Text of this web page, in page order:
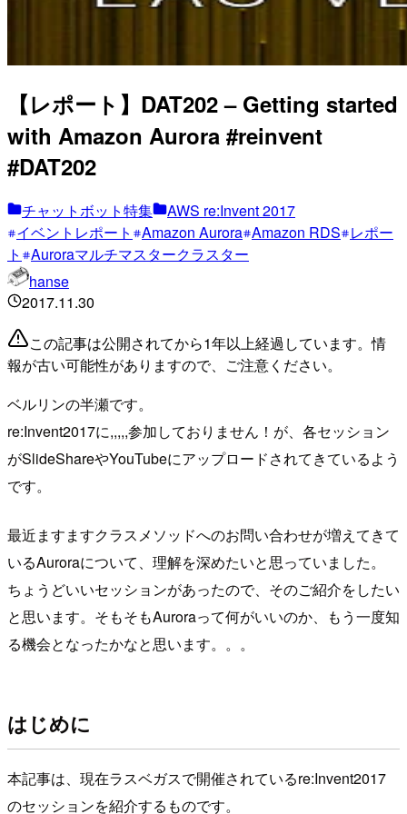
【レポート】DAT202 – Getting started
with Amazon Aurora #reinvent
#DAT202
チャットボット特集
AWS re:Invent 2017
イベントレポート
Amazon Aurora Amazon RDS レポー
ト
Auroraマルチマスタークラスター
hanse
2017.11.30
この記事は公開されてから1年以上経過しています。情
報が古い可能性がありますので、ご注意ください。
ベルリンの半瀬です。
re:Invent2017に,,,,,参加しておりません！が、各セッション
がSlideShareやYouTubeにアップロードされてきているよう
です。
最近ますますクラスメソッドへのお問い合わせが増えてきて
いるAuroraについて、理解を深めたいと思っていました。
ちょうどいいセッションがあったので、そのご紹介をしたい
と思います。そもそもAuroraって何がいいのか、もう一度知
る機会となったかなと思います。。。
はじめに
本記事は、現在ラスベガスで開催されているre:Invent2017
のセッションを紹介するものです。